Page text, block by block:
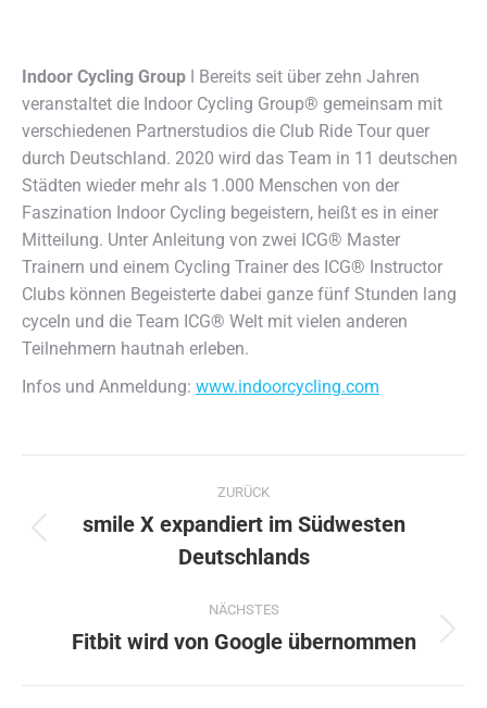
Indoor Cycling Group ǀ Bereits seit über zehn Jahren
veranstaltet die Indoor Cycling Group® gemeinsam mit
verschiedenen Partnerstudios die Club Ride Tour quer
durch Deutschland. 2020 wird das Team in 11 deutschen
Städten wieder mehr als 1.000 Menschen von der
Faszination Indoor Cycling begeistern, heißt es in einer
Mitteilung. Unter Anleitung von zwei ICG® Master
Trainern und einem Cycling Trainer des ICG® Instructor
Clubs können Begeisterte dabei ganze fünf Stunden lang
cyceln und die Team ICG® Welt mit vielen anderen
Teilnehmern hautnah erleben.
Infos und Anmeldung: www.indoorcycling.com
Kommentarnavigation
ZURÜCK
Beitrag:
smile X expandiert im Südwesten
Deutschlands
NÄCHSTES
Nächster
Fitbit wird von Google übernommen